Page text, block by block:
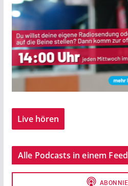
Live hören
Alle Podcasts in einem Feed